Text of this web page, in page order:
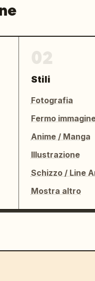
Stili
Fotografia
Anime / Manga
Illustrazione
Schizzo / Line
Mostra altro